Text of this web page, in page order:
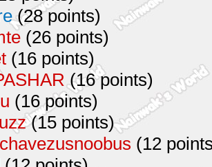
(28 points)
(26 points)
(16 points)
(16 points)
(16 points)
(15 points)
(12